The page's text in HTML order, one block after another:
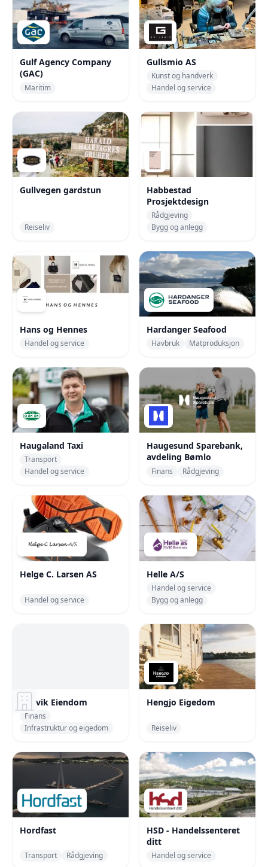
Gulf Agency Company
(GAC)
Maritim
Gullsmio AS
Kunst og handverk
Handel og service
Gullvegen gardstun
Reiseliv
Habbestad
Prosjektdesign
Rådgjeving
Bygg og anlegg
Hans og Hennes
Handel og service
Hardanger Seafood
Havbruk Matproduksjon
Haugaland Taxi
Transport
Handel og service
Haugesund Sparebank,
avdeling Bømlo
Finans Rådgjeving
Helge C. Larsen AS
Handel og service
Helle A/S
Handel og service
Bygg og anlegg
Hellvik Eiendom
Finans
Infrastruktur og eigedom
Hengjo Eigedom
Reiseliv
Hordfast
Transport Rådgjeving
HSD - Handelssenteret
ditt
Handel og service